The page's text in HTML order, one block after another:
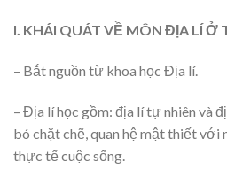
I. KHÁI QUÁT VỀ MÔN ĐỊA LÍ Ở
– Bắt nguồn từ khoa học Địa lí.
– Địa lí học gồm: địa lí tự nhiên và
bó chặt chẽ, quan hệ mật thiết với
thực tế cuộc sống.